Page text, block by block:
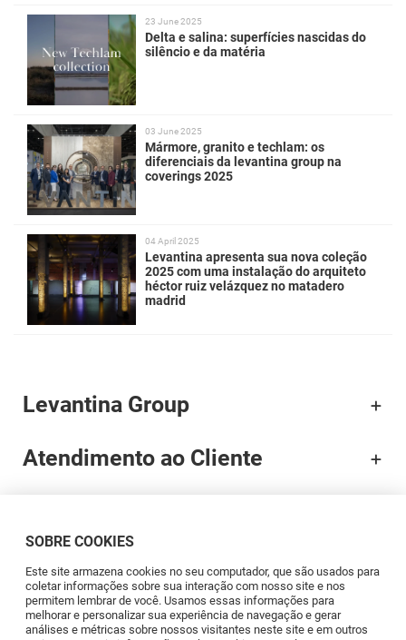
23 June 2025
Delta e salina: superfícies nascidas do
silêncio e da matéria
03 June 2025
Mármore, granito e techlam: os
diferenciais da levantina group na
coverings 2025
04 April 2025
Levantina apresenta sua nova coleção
2025 com uma instalação do arquiteto
héctor ruiz velázquez no matadero
madrid
SOBRE COOKIES
Este site armazena cookies no seu computador, que são usados para
coletar informações sobre sua interação com nosso site e nos
permitem lembrar de você. Usamos essas informações para
melhorar e personalizar sua experiência de navegação e gerar
análises e métricas sobre nossos visitantes neste site e em outros
Levantina Group
Atendimento ao Cliente
Brands
Profissionais